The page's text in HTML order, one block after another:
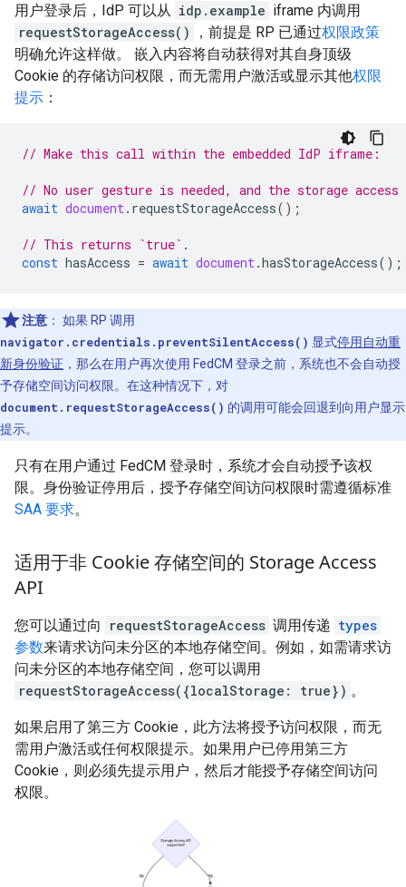
用户登录后，IdP 可以从 idp.example iframe 内调用
requestStorageAccess()
，前提是 RP 已通过权限政策
明确允许这样做。 嵌入内容将自动获得对其自身顶级
Cookie 的存储访问权限，而无需用户激活或显示其他权限
提示 ：
// Make this call within the embedded IdP iframe:
// No user gesture is needed, and the storage
await document. requestStorageAccess();
// This returns `true`.
const hasAccess = await document.hasStorageAccess();
注意 ： 如果 RP 调用
navigator.credentials.preventSilentAccess() 显式停用自动重
新身份验证 ，那么在用户再次使用 FedCM 登录之前，系统也不会自动授
予存储空间访问权限。在这种情况下，对
document.requestStorageAccess() 的调用可能会回退到向用户显示
提示。
只有在用户通过 FedCM 登录时，系统才会自动授予该权
限。身份验证停用后，授予存储空间访问权限时需遵循标准
SAA 要求。
适用于非 Cookie 存储空间的 Storage Access
API
您可以通过向 requestStorageAccess 调用传递 types
参数来请求访问未分区的本地存储空间。例如，如需请求访
问未分区的本地存储空间，您可以调用
requestStorageAccess({localStorage: true}) 。
如果启用了第三方 Cookie，此方法将授予访问权限，而无
需用户激活或任何权限提示。如果用户已停用第三方
Cookie，则必须先提示用户，然后才能授予存储空间访问
权限。